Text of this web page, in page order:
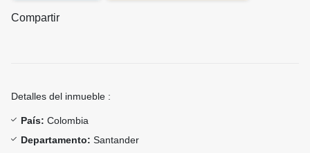
Compartir
Detalles del inmueble :
País: Colombia
Departamento: Santander